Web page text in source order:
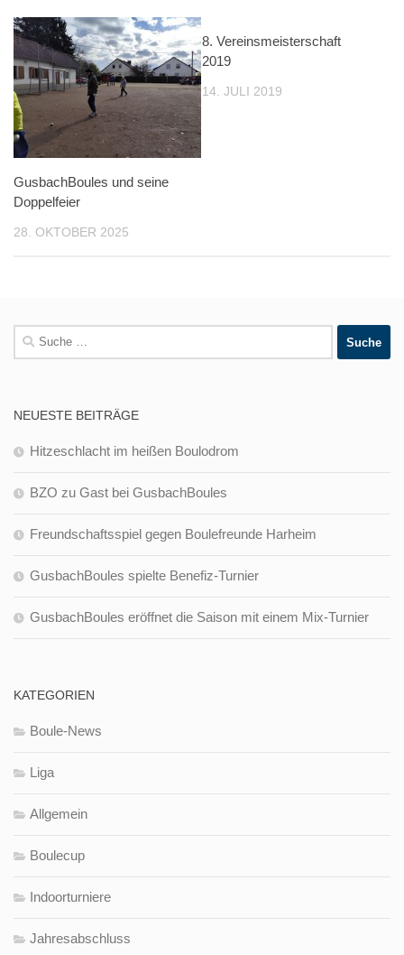
GusbachBoules und seine
Doppelfeier
28. OKTOBER 2025
8. Vereinsmeisterschaft
2019
14. JULI 2019
Suche
nach:
NEUESTE BEITRÄGE
Hitzeschlacht im heißen Boulodrom
BZO zu Gast bei GusbachBoules
Freundschaftsspiel gegen Boulefreunde Harheim
GusbachBoules spielte Benefiz-Turnier
GusbachBoules eröffnet die Saison mit einem Mix-Turnier
KATEGORIEN
Boule-News
Liga
Allgemein
Boulecup
Indoorturniere
Jahresabschluss